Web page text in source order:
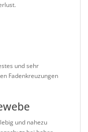
und sehr
Fadenkreuzungen
und nahezu